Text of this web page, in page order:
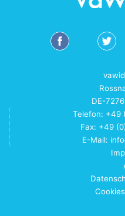
DE-
Telefon: +49
Fax: +49
E-Mail: